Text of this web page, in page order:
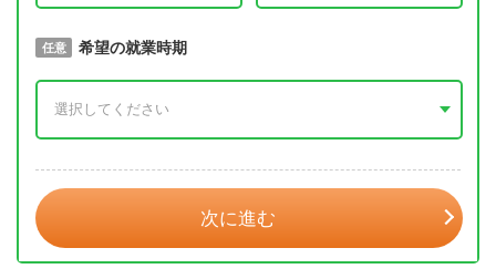
必須 取得予定年
任意 希望の就業時期
次に進む